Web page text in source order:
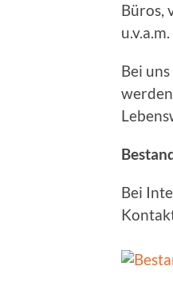
Büros,
Bei
Bei